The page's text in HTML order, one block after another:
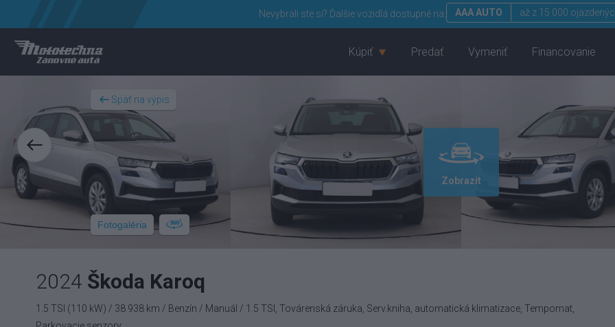
Nevybrali ste si? Ďalšie vozidlá dostupné na: AAA AUTO až z 15 000
Kúpiť Predať Vymeniť Financovanie
Zobrazit
Späť na výpis
Fotogaléria
2024 Škoda Karoq
1.5 TSI (110 kW) / 38 938 km / Benzín / Manuál / 1.5 TSI, Továrenská záruka, Serv.kniha, automatická klimatizace, Tempomat,